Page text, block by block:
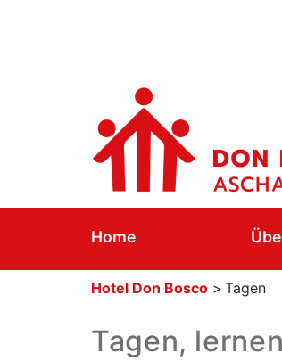
Home
Hotel Don Bosco > Tagen
Tagen,